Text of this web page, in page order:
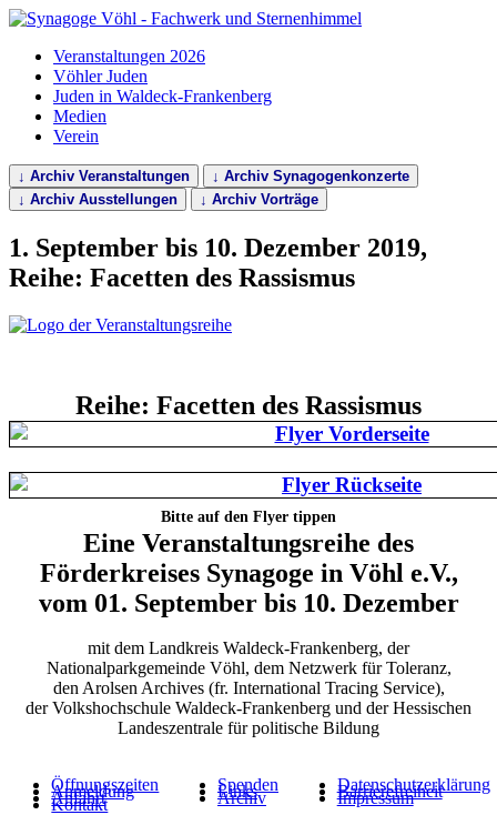
Veranstaltungen 2026
Vöhler Juden
Juden in Waldeck-Frankenberg
Medien
Verein
↓ Archiv Veranstaltungen
↓ Archiv Synagogenkonzerte
↓ Archiv Ausstellungen
↓ Archiv Vorträge
1. September bis 10. Dezember 2019,
Reihe: Facetten des Rassismus
Reihe: Facetten des Rassismus
Bitte auf den Flyer tippen
Eine Veranstaltungsreihe des
Förderkreises Synagoge in Vöhl e.V.,
vom 01. September bis 10. Dezember
mit dem Landkreis Waldeck-Frankenberg, der
Nationalparkgemeinde Vöhl, dem Netzwerk für Toleranz,
den Arolsen Archives (fr. International Tracing Service),
der Volkshochschule Waldeck-Frankenberg und der Hessischen
Landeszentrale für politische Bildung
Öffnungszeiten
Anmeldung
Anfahrt
Kontakt
Spenden
Links
Archiv
Datenschutzerklärung
Barrierefreiheit
Impressum